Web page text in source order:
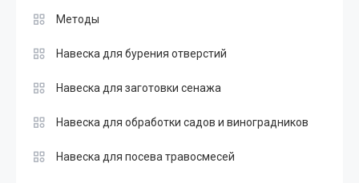
Методы
Навеска для бурения отверстий
Навеска для заготовки сенажа
Навеска для обработки садов и виноградников
Навеска для посева травосмесей